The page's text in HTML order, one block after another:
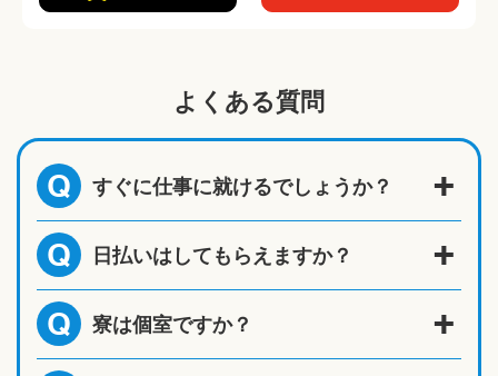
よくある質問
Q すぐに仕事に就けるでしょうか？
Q 日払いはしてもらえますか？
Q 寮は個室ですか？